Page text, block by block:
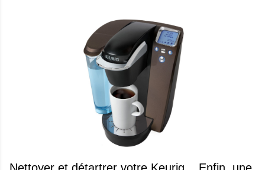
Nettoyer et détartrer votre Keurig... Enfin, une